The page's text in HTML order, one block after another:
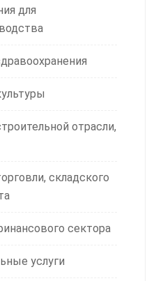
для
отрасли,
складского
сектора
услуги